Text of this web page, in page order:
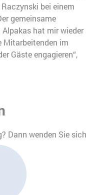
bei einem
gemeinsame
hat mir wieder
Mitarbeitenden im
Gäste engagieren“,
Dann wenden Sie sich